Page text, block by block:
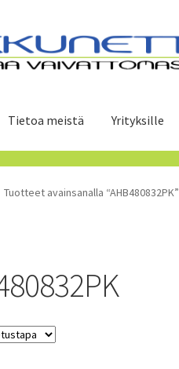
Tietoa meistä Yrityksille
Tuotteet avainsanalla “AHB480832PK”